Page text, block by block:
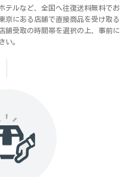
テルなど、全国へ往復送料無料でお
京にある店舗で直接商品を受け取る
舗受取の時間帯を選択の上、事前に
。